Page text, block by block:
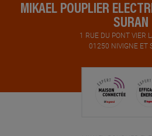
MIKAEL POUPLIER
SURAN
1 RUE DU PONT VIER
01250 NIVIGNE ET